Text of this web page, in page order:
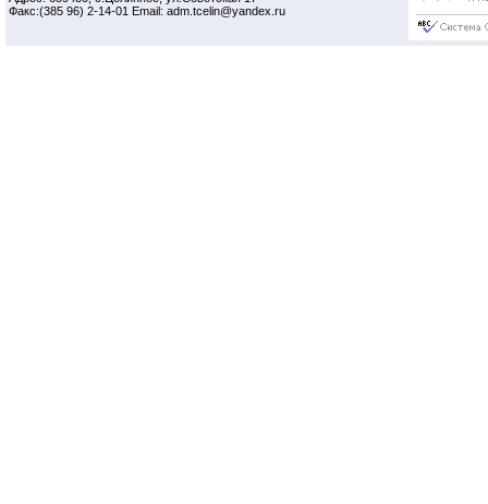
Факс:(385 96) 2-14-01 Email: adm.tcelin@yandex.ru